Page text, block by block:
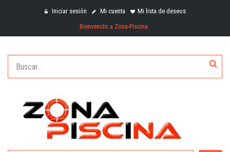
Iniciar sesión Mi cuenta
Mi lista de deseos
Bienvenido a Zona-Piscina